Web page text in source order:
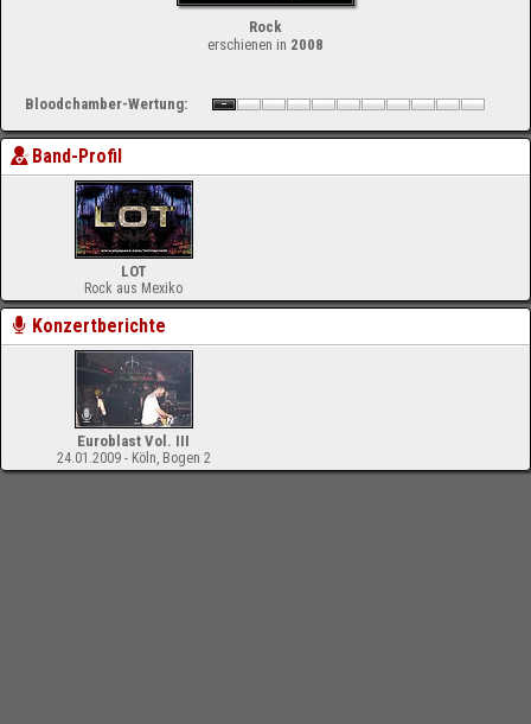
Rock
erschienen in 2008
Bloodchamber-Wertung:
Band-Profil
LOT
Rock aus Mexiko
Konzertberichte
Euroblast Vol. III
24.01.2009 - Köln, Bogen 2